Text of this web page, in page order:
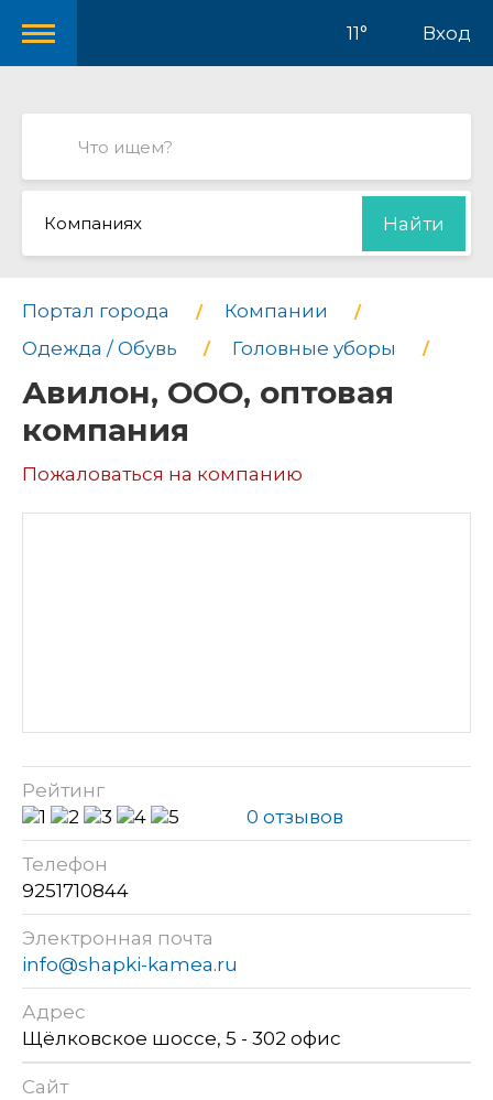
11° Вход
Компаниях Найти
Портал города
Компании
Одежда / Обувь
Головные уборы
Авилон, ООО, оптовая
компания
Пожаловаться на компанию
Рейтинг
0 отзывов
Телефон
9251710844
Электронная почта
info@shapki-kamea.ru
Адрес
Щёлковское шоссе, 5 - 302 офис
Сайт